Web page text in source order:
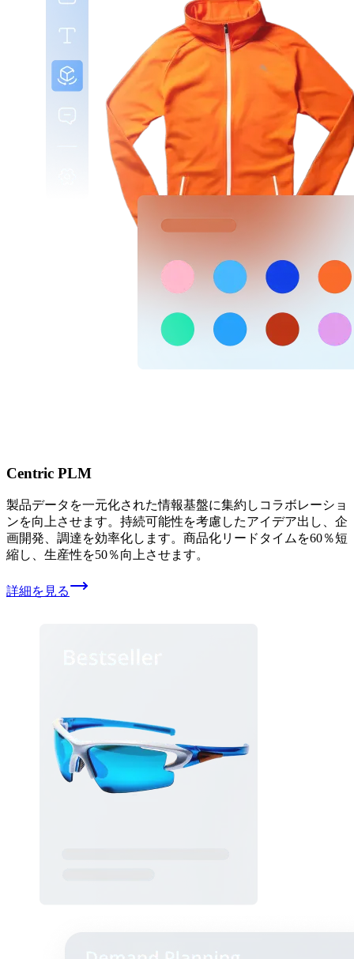
Centric PLM
製品データを一元化された情報基盤に集約しコラボレーショ
ンを向上させます。持続可能性を考慮したアイデア出し、企
画開発、調達を効率化します。商品化リードタイムを60％短
縮し、生産性を50％向上させます。
詳細を見る